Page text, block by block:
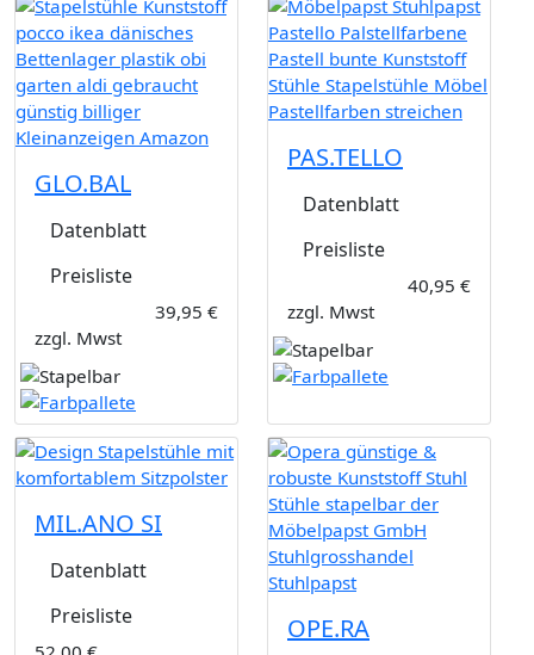
GLO.BAL
Datenblatt
Preisliste
39,95 €
zzgl. Mwst
PAS.TELLO
Datenblatt
Preisliste
40,95 €
zzgl. Mwst
MIL.ANO SI
Datenblatt
Preisliste
OPE.RA